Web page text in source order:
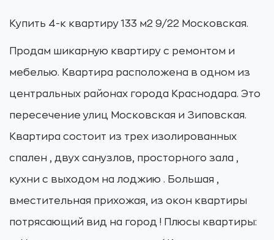
Купить 4-к квартиру 133 м2 9/22 Московская.
Продам шикарную квартиру с ремонтом и
мебелью. Квартира расположена в одном из
центральных районах города Краснодара. Это
пересечение улиц Московская и Зиповская.
Квартира состоит из трех изолированных
спален , двух санузлов, просторного зала ,
кухни с выходом на лоджию . Большая ,
вместительная прихожая, из окон квартиры
потрясающий вид на город ! Плюсы квартиры: